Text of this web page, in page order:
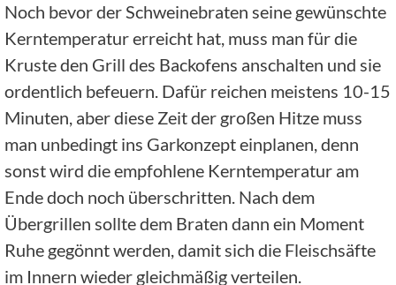
Noch bevor der Schweinebraten seine gewünschte
Kerntemperatur erreicht hat, muss man für die
Kruste den Grill des Backofens anschalten und sie
ordentlich befeuern. Dafür reichen meistens 10-15
Minuten, aber diese Zeit der großen Hitze muss
man unbedingt ins Garkonzept einplanen, denn
sonst wird die empfohlene Kerntemperatur am
Ende doch noch überschritten. Nach dem
Übergrillen sollte dem Braten dann ein Moment
Ruhe gegönnt werden, damit sich die Fleischsäfte
im Innern wieder gleichmäßig verteilen.